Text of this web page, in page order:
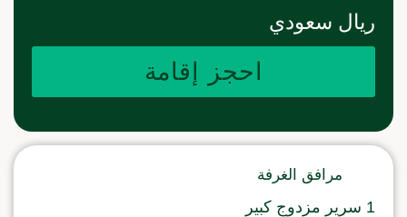
مرافق الغرفة
1 سرير مزدوج كبير
ريال سعودي
احجز إقامة